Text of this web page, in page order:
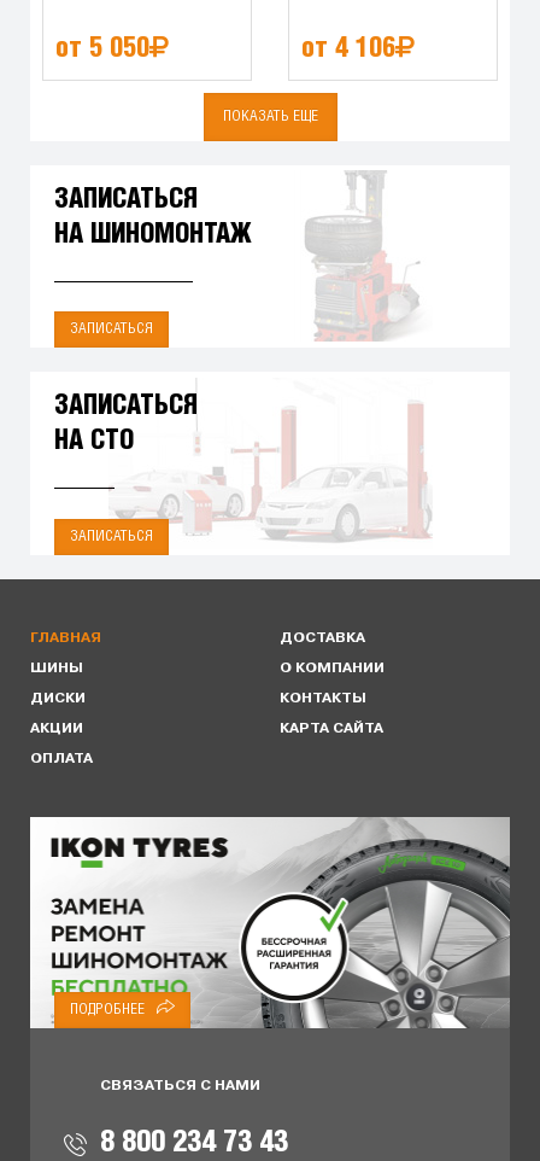
от 5 050 от 4 106
ПОКАЗАТЬ ЕЩЕ
ЗАПИСАТЬСЯ
НА ШИНОМОНТАЖ
ЗАПИСАТЬСЯ
ЗАПИСАТЬСЯ
НА СТО
ЗАПИСАТЬСЯ
ГЛАВНАЯ
ШИНЫ
ДИСКИ
АКЦИИ
ОПЛАТА
ДОСТАВКА
О КОМПАНИИ
КОНТАКТЫ
КАРТА САЙТА
ПОДРОБНЕЕ
СВЯЗАТЬСЯ С НАМИ
8 800 234 73 43